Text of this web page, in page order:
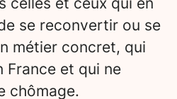
se reconvertir ou se
métier concret, qui
et qui ne
chômage.